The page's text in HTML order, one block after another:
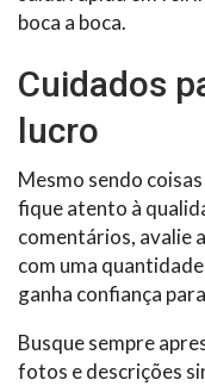
boca a boca.
Cuidados
lucro
Mesmo sendo
fique atento à
comentários, avalie
com uma
ganha confiança
Busque sempre
fotos e descrições